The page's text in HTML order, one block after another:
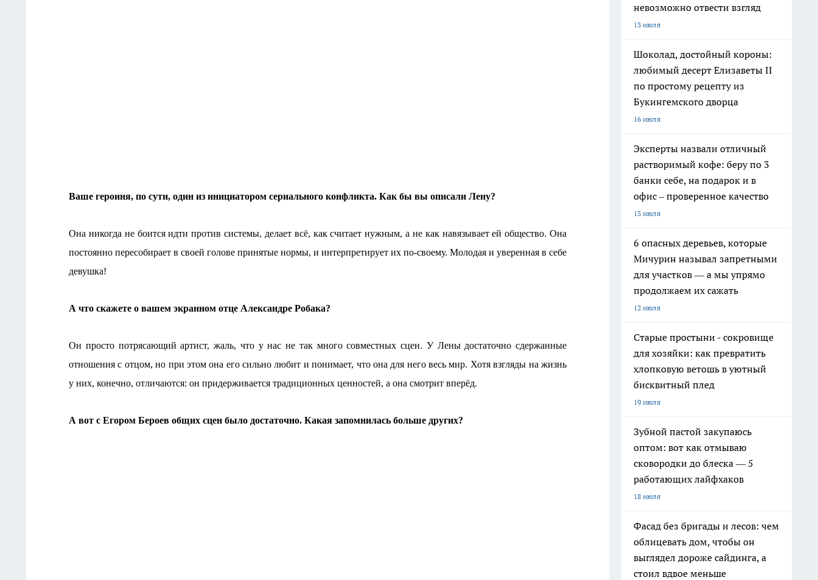
Ваше героиня, по сути, один из инициатором сериального конфликта. Как бы вы описали Лену?
Она никогда не боится идти против системы, делает всё, как считает нужным, а не как навязывает ей общество. Она
постоянно пересобирает в своей голове принятые нормы, и интерпретирует их по-своему. Молодая и уверенная в себе
девушка!
А что скажете о вашем экранном отце Александре Робака?
Он просто потрясающий артист, жаль, что у нас не так много совместных сцен. У Лены достаточно сдержанные
отношения с отцом, но при этом она его сильно любит и понимает, что она для него весь мир. Хотя взгляды на жизнь
у них, конечно, отличаются: он придерживается традиционных ценностей, а она смотрит вперёд.
А вот с Егором Бероев общих сцен было достаточно. Какая запомнилась больше других?
невозможно отвести взгляд
13 июля
Шоколад, достойный короны:
любимый десерт Елизаветы II
по простому рецепту из
Букингемского дворца
16 июля
Эксперты назвали отличный
растворимый кофе: беру по 3
банки себе, на подарок и в
офис – проверенное качество
13 июля
6 опасных деревьев, которые
Мичурин называл запретными
для участков — а мы упрямо
продолжаем их сажать
12 июля
Старые простыни - сокровище
для хозяйки: как превратить
хлопковую ветошь в уютный
бисквитный плед
19 июля
Зубной пастой закупаюсь
оптом: вот как отмываю
сковородки до блеска — 5
работающих лайфхаков
18 июля
Фасад без бригады и лесов: чем
облицевать дом, чтобы он
выглядел дороже сайдинга, а
стоил вдвое меньше